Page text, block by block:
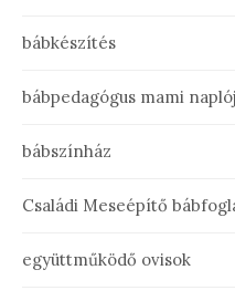
bábkészítés
bábpedagógus mami
bábszínház
Családi Meseépítő
együttműködő ovisok